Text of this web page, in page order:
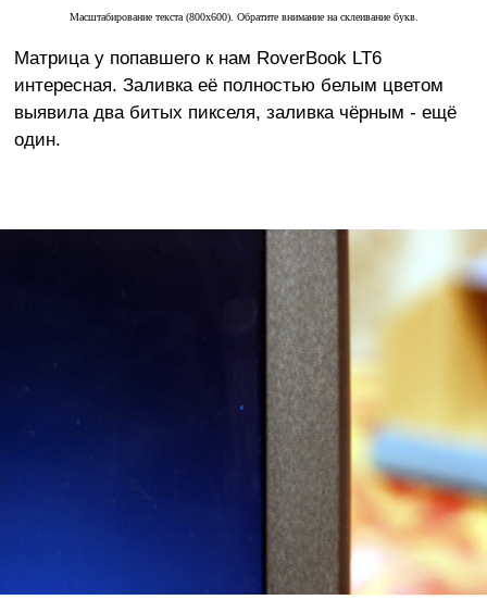
Масштабирование текста (800x600). Обратите внимание на склеивание букв.
Матрица у попавшего к нам RoverBook LT6
интересная. Заливка её полностью белым цветом
выявила два битых пикселя, заливка чёрным - ещё
один.